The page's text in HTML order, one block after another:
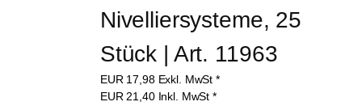
Nivelliersysteme, 25
Stück | Art. 11963
EUR 17,98 Exkl. MwSt *
EUR21,40 Inkl. MwSt *